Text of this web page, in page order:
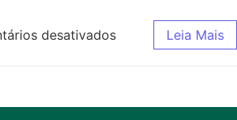
desativados Leia Mais